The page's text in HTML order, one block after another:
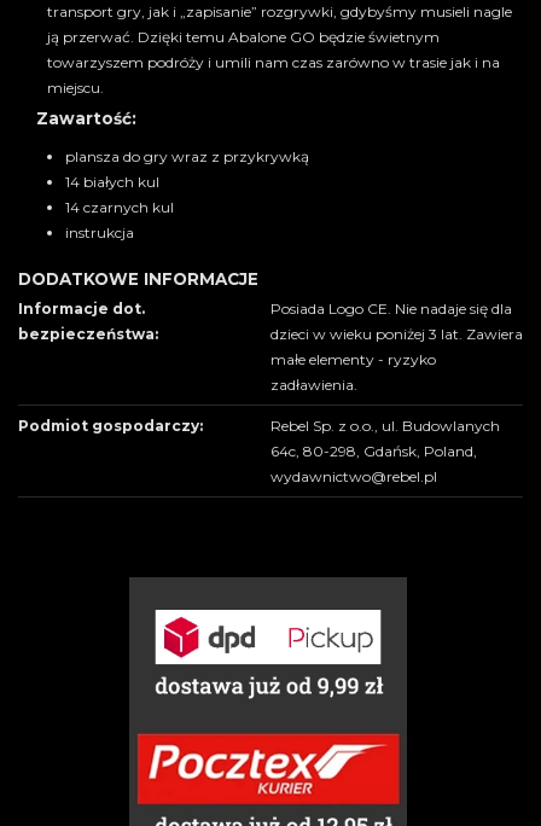
transport gry, jak i „zapisanie” rozgrywki, gdybyśmy musieli nagle
ją przerwać. Dzięki temu Abalone GO będzie świetnym
towarzyszem podróży i umili nam czas zarówno w trasie jak i na
miejscu.
Zawartość:
plansza do gry wraz z przykrywką
14 białych kul
14 czarnych kul
instrukcja
DODATKOWE INFORMACJE
Informacje dot.
bezpieczeństwa:
Posiada Logo CE. Nie nadaje się dla
dzieci w wieku poniżej 3 lat. Zawiera
małe elementy - ryzyko
zadławienia.
Podmiot gospodarczy:
Rebel Sp. z o.o., ul. Budowlanych
64c, 80-298, Gdańsk, Poland,
wydawnictwo@rebel.pl